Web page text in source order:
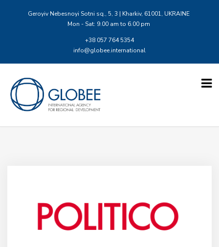
Geroyiv Nebesnoyi Sotni sq., 5, 3 | Kharkiv, 61001, UKRAINE
Mon - Sat: 9.00 am to 6.00 pm
+38 057 764 5354
info@globee.international